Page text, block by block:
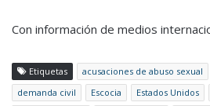
Con información de medios
Etiquetas acusaciones de abuso sexual
demanda civil
Escocia Estados Unidos